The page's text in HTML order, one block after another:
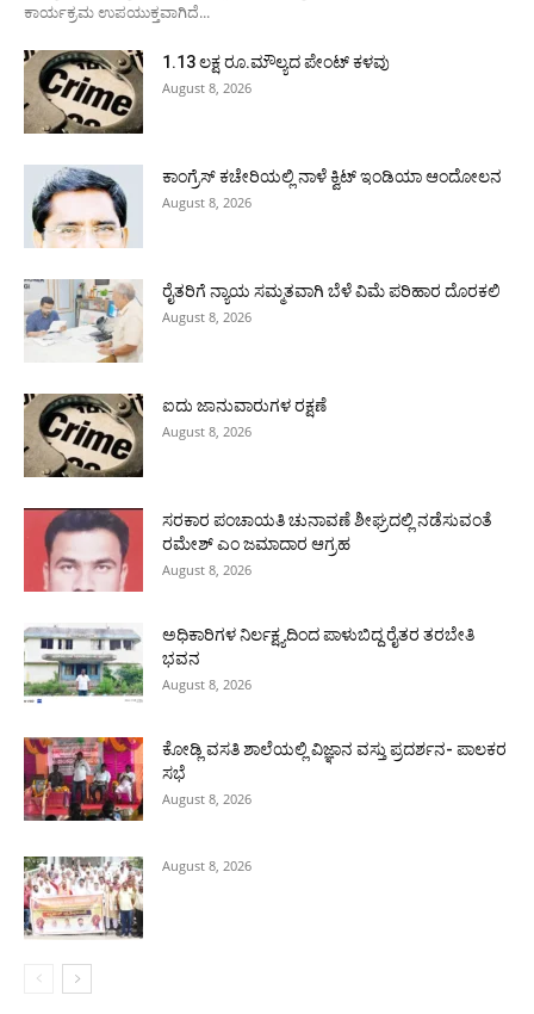
ಕಾರ್ಯಕ್ರಮ ಉಪಯುಕ್ತವಾಗಿದೆ...
1.13 ಲಕ್ಷ ರೂ.ಮೌಲ್ಯದ ಪೇಂಟ್ ಕಳವು
August 8, 2026
ಕಾಂಗ್ರೆಸ್ ಕಚೇರಿಯಲ್ಲಿ ನಾಳೆ ಕ್ವಿಟ್ ಇಂಡಿಯಾ ಆಂದೋಲನ
August 8, 2026
ರೈತರಿಗೆ ನ್ಯಾಯ ಸಮ್ಮತವಾಗಿ ಬೆಳೆ ವಿಮೆ ಪರಿಹಾರ ದೊರಕಲಿ
August 8, 2026
ಐದು ಜಾನುವಾರುಗಳ ರಕ್ಷಣೆ
August 8, 2026
ಸರಕಾರ ಪಂಚಾಯತಿ ಚುನಾವಣೆ ಶೀಘ್ರದಲ್ಲಿ ನಡೆಸುವಂತೆ
ರಮೇಶ್ ಎಂ ಜಮಾದಾರ ಆಗ್ರಹ
August 8, 2026
ಅಧಿಕಾರಿಗಳ ನಿರ್ಲಕ್ಷ್ಯದಿಂದ ಪಾಳುಬಿದ್ದ ರೈತರ ತರಬೇತಿ
ಭವನ
August 8, 2026
ಕೋಡ್ಲಿ ವಸತಿ ಶಾಲೆಯಲ್ಲಿ ವಿಜ್ಞಾನ ವಸ್ತು ಪ್ರದರ್ಶನ- ಪಾಲಕರ
ಸಭೆ
August 8, 2026
August 8, 2026